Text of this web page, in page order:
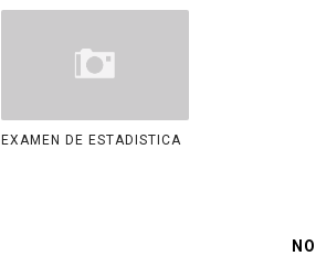
EXAMEN DE ESTADISTICA